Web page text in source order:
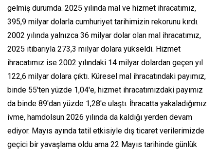
gelmiş durumda. 2025 yılında mal ve hizmet ihracatımız,
395,9 milyar dolarla cumhuriyet tarihimizin rekorunu kırdı.
2002 yılında yalnızca 36 milyar dolar olan mal ihracatımız,
2025 itibarıyla 273,3 milyar dolara yükseldi. Hizmet
ihracatımız ise 2002 yılındaki 14 milyar dolardan geçen yıl
122,6 milyar dolara çıktı. Küresel mal ihracatındaki payımız,
binde 55'ten yüzde 1,04'e, hizmet ihracatımızdaki payımız
da binde 89'dan yüzde 1,28'e ulaştı. İhracatta yakaladığımız
ivme, hamdolsun 2026 yılında da kaldığı yerden devam
ediyor. Mayıs ayında tatil etkisiyle dış ticaret verilerimizde
geçici bir yavaşlama oldu ama 22 Mayıs tarihinde günlük